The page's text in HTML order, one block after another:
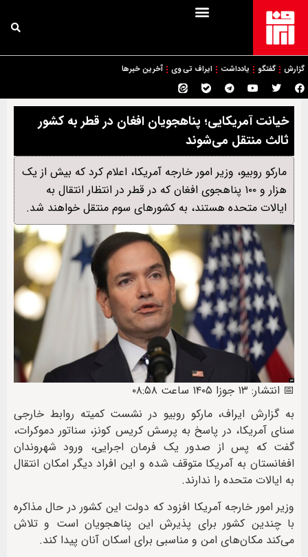
گزارش گفتگو یادداشت ایراف تی وی آخرین خبرها
خیانت آمریکایی؛ پناهجویان افغان در قطر به کشور
ثالث منتقل می‌شوند
مارکو روبیو، وزیر امور خارجه آمریکا، اعلام کرد که بیش از یک
هزار و ۱۰۰ پناهجوی افغان که در قطر در انتظار انتقال به
ایالات متحده هستند، به کشورهای سوم منتقل خواهند شد.
📅 انتشار: ۱۳ جوزا ۱۴۰۵ ساعت ۰۸:۵۸
به گزارش ایراف، مارکو روبیو در نشست کمیته روابط خارجی
سنای آمریکا، در پاسخ به پرسش کریس کونز، سناتور دموکرات،
گفت که پس از صدور یک فرمان اجرایی، ورود شهروندان
افغانستان به آمریکا متوقف شده و این افراد دیگر امکان انتقال
به ایالات متحده را ندارند.
وزیر امور خارجه آمریکا افزود که دولت این کشور در حال مذاکره
با چندین کشور برای پذیرش این پناهجویان است و تلاش
می‌کند مکان‌های امن و مناسبی برای اسکان آنان پیدا کند.